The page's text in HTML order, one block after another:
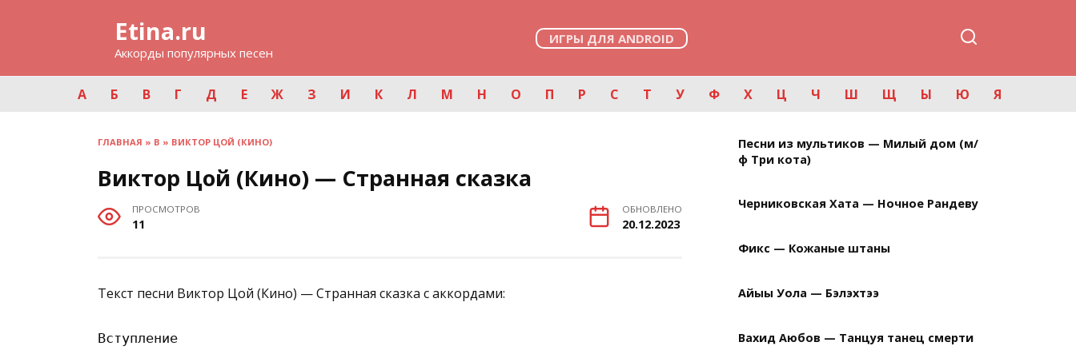
Etina.ru
Аккорды популярных песен
ИГРЫ ДЛЯ ANDROID
А Б В Г Д Е Ж З И К Л М Н О П Р С Т У Ф Х Ц Ч Ш Щ Ы Ю Я
ГЛАВНАЯ » В » ВИКТОР ЦОЙ (КИНО)
Виктор Цой (Кино) — Странная сказка
ПРОСМОТРОВ
11
ОБНОВЛЕНО
20.12.2023
Текст песни Виктор Цой (Кино) — Странная сказка с аккордами:
Вступление
Песни из мультиков — Милый дом (м/
ф Три кота)
Черниковская Хата — Ночное Рандеву
Фикс — Кожаные штаны
Айыы Уола — Бэлэхтээ
Вахид Аюбов — Танцуя танец смерти